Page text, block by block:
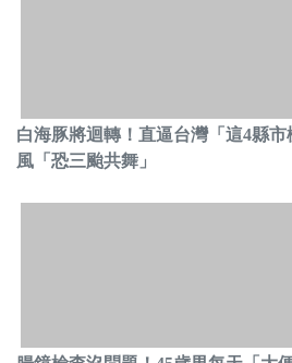
白海豚將迴轉！直逼台灣「這4縣
風「恐三颱共舞」